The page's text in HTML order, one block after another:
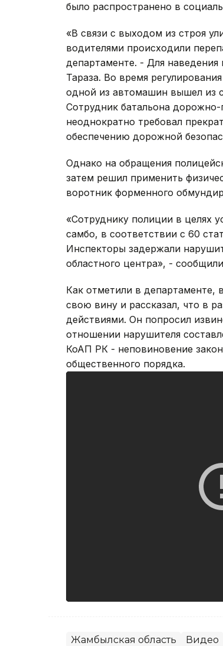
было распространено в
«В связи с выходом из строя
водителями происходили
департаменте. - Для
Тараза. Во время
одной из автомашин вышел из
Сотрудник батальона
неоднократно требовал
обеспечению дорожной
Однако на обращения
затем решил применить
воротник форменного
«Сотруднику полиции в целях
самбо, в соответствии с 60
Инспекторы задержали
областного центра», -
Как отметили в департаменте,
свою вину и рассказал, что в
действиями. Он попросил
отношении нарушителя
КоАП РК - неповиновение
общественного порядка.
Жамбылская область Видео